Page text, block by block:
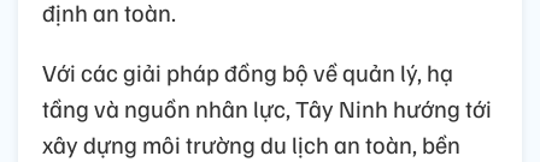
định an toàn.
Với các giải pháp đồng bộ về quản lý, hạ
tầng và nguồn nhân lực, Tây Ninh hướng tới
xây dựng môi trường du lịch an toàn, bền